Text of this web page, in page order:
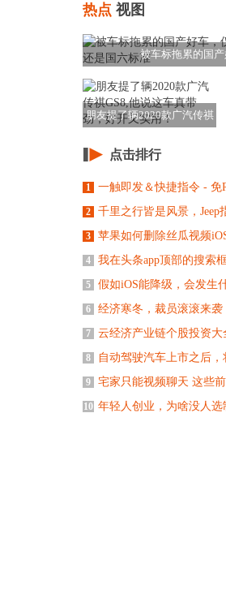
热点 视图
被车标拖累的国产
朋友提了辆2020款广汽传祺
点击排行
1 一触即发＆快捷指令 - 免
2 千里之行皆是风景，Jeep
3 苹果如何删除丝瓜视频
4 我在头条app顶部的搜索
5 假如iOS能降级，会发生
6 经济寒冬，裁员滚滚来
7 云经济产业链个股投资大
8 自动驾驶汽车上市之后，
9 宅家只能视频聊天 这些
10 年轻人创业，为啥没人